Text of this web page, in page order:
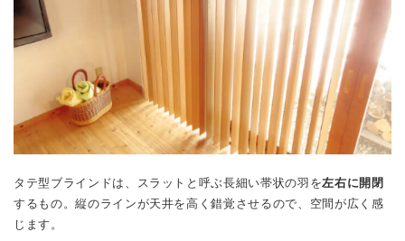
タテ型ブラインドは、スラットと呼ぶ長細い帯状の羽を左右に開閉
するもの。縦のラインが天井を高く錯覚させるので、空間が広く感
じます。